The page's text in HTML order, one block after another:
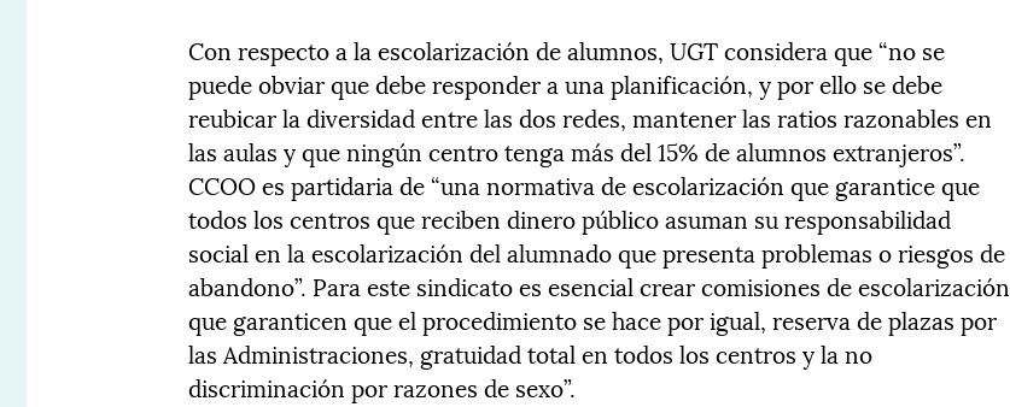
Con respecto a la escolarización de alumnos, UGT considera que “no se
puede obviar que debe responder a una planificación, y por ello se debe
reubicar la diversidad entre las dos redes, mantener las ratios razonables en
las aulas y que ningún centro tenga más del 15% de alumnos extranjeros”.
CCOO es partidaria de “una normativa de escolarización que garantice que
todos los centros que reciben dinero público asuman su responsabilidad
social en la escolarización del alumnado que presenta problemas o riesgos de
abandono”. Para este sindicato es esencial crear comisiones de escolarización
que garanticen que el procedimiento se hace por igual, reserva de plazas por
las Administraciones, gratuidad total en todos los centros y la no
discriminación por razones de sexo”.